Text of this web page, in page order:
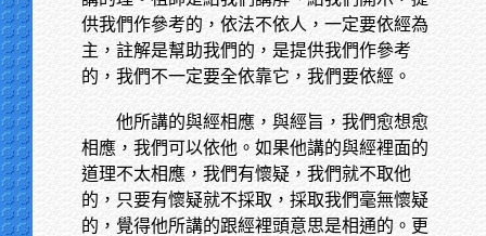
供我們作參考的，依法不依人，一定要依經為
主，註解是幫助我們的，是提供我們作參考
的，我們不一定要全依靠它，我們要依經。
他所講的與經相應，與經旨，我們愈想愈
相應，我們可以依他。如果他講的與經裡面的
道理不太相應，我們有懷疑，我們就不取他
的，只要有懷疑就不採取，採取我們毫無懷疑
的，覺得他所講的跟經裡頭意思是相通的。更